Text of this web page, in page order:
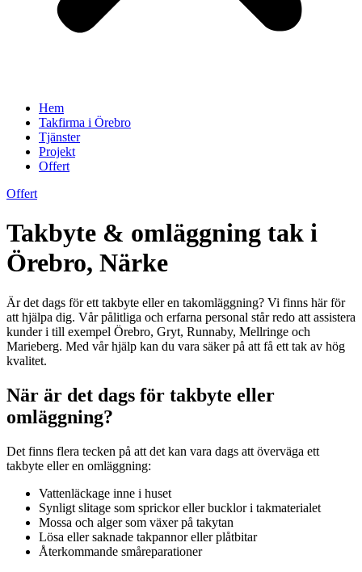
Hem
Takfirma i Örebro
Tjänster
Projekt
Offert
Offert
Takbyte & omläggning tak i
Örebro, Närke
Är det dags för ett takbyte eller en takomläggning? Vi finns här för
att hjälpa dig. Vår pålitliga och erfarna personal står redo att assistera
kunder i till exempel Örebro, Gryt, Runnaby, Mellringe och
Marieberg. Med vår hjälp kan du vara säker på att få ett tak av hög
kvalitet.
När är det dags för takbyte eller
omläggning?
Det finns flera tecken på att det kan vara dags att överväga ett
takbyte eller en omläggning:
Vattenläckage inne i huset
Synligt slitage som sprickor eller bucklor i takmaterialet
Mossa och alger som växer på takytan
Lösa eller saknade takpannor eller plåtbitar
Återkommande småreparationer